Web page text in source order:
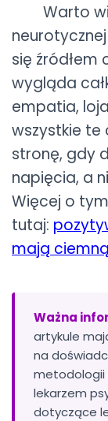
Warto
się źródłem
wygląda
empatia,
wszystkie
stronę, gdy
napięcia, a
Więcej o
tutaj:
mają
Ważna
artykule
na
metodologii
lekarzem
dotyczące